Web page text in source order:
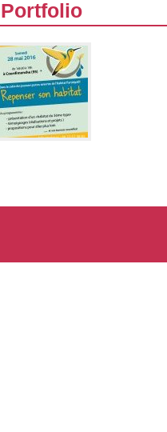
Portfolio